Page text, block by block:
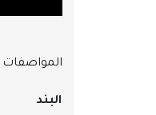
المواصفات
البند